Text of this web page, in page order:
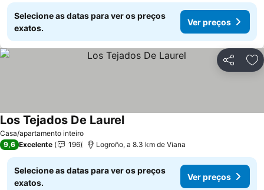
Selecione as datas para ver os preços
exatos.
Ver preços
Partilhar
Casa/apartamento inteiro
Los Tejados De Laurel
9,6 Excelente 196 Logroño, a 8.3 km de Viana
Selecione as datas para ver os preços
exatos.
Ver preços